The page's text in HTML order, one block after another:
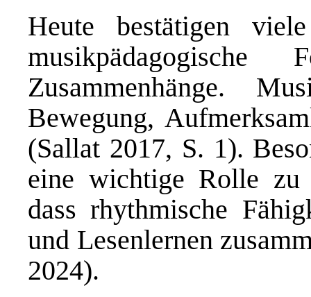
Heute bestätigen
musikpädagogische
Zusammenhänge.
Bewegung,
(Sallat 2017, S. 1).
eine wichtige Rolle zu
dass rhythmische
und Lesenlernen
2024).